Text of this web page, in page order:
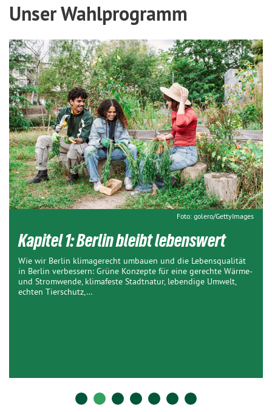
Unser Wahlprogramm
Foto: golero/GettyImages
Kapitel 1: Berlin bleibt lebenswert
Wie wir Berlin klimagerecht umbauen und die Lebensqualität
in Berlin verbessern: Grüne Konzepte für eine gerechte Wärme-
und Stromwende, klimafeste Stadtnatur, lebendige Umwelt,
echten Tierschutz,…